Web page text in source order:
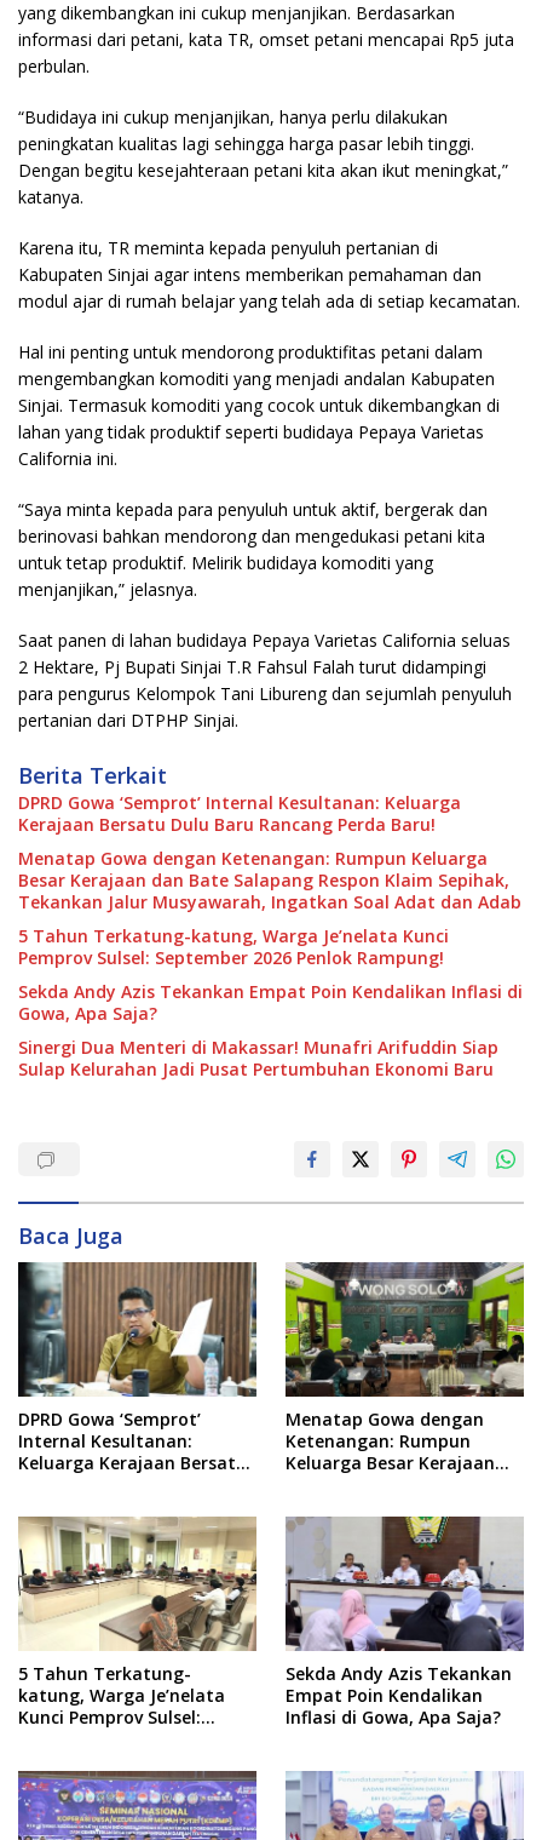
yang dikembangkan ini cukup menjanjikan. Berdasarkan
informasi dari petani, kata TR, omset petani mencapai Rp5 juta
perbulan.
“Budidaya ini cukup menjanjikan, hanya perlu dilakukan
peningkatan kualitas lagi sehingga harga pasar lebih tinggi.
Dengan begitu kesejahteraan petani kita akan ikut meningkat,”
katanya.
Karena itu, TR meminta kepada penyuluh pertanian di
Kabupaten Sinjai agar intens memberikan pemahaman dan
modul ajar di rumah belajar yang telah ada di setiap kecamatan.
Hal ini penting untuk mendorong produktifitas petani dalam
mengembangkan komoditi yang menjadi andalan Kabupaten
Sinjai. Termasuk komoditi yang cocok untuk dikembangkan di
lahan yang tidak produktif seperti budidaya Pepaya Varietas
California ini.
“Saya minta kepada para penyuluh untuk aktif, bergerak dan
berinovasi bahkan mendorong dan mengedukasi petani kita
untuk tetap produktif. Melirik budidaya komoditi yang
menjanjikan,” jelasnya.
Saat panen di lahan budidaya Pepaya Varietas California seluas
2 Hektare, Pj Bupati Sinjai T.R Fahsul Falah turut didampingi
para pengurus Kelompok Tani Libureng dan sejumlah penyuluh
pertanian dari DTPHP Sinjai.
Berita Terkait
DPRD Gowa ‘Semprot’ Internal Kesultanan: Keluarga
Kerajaan Bersatu Dulu Baru Rancang Perda Baru!
Menatap Gowa dengan Ketenangan: Rumpun Keluarga
Besar Kerajaan dan Bate Salapang Respon Klaim Sepihak,
Tekankan Jalur Musyawarah, Ingatkan Soal Adat dan Adab
5 Tahun Terkatung-katung, Warga Je’nelata Kunci
Pemprov Sulsel: September 2026 Penlok Rampung!
Sekda Andy Azis Tekankan Empat Poin Kendalikan Inflasi di
Gowa, Apa Saja?
Sinergi Dua Menteri di Makassar! Munafri Arifuddin Siap
Sulap Kelurahan Jadi Pusat Pertumbuhan Ekonomi Baru
Baca Juga
DPRD Gowa ‘Semprot’
Internal Kesultanan:
Keluarga Kerajaan Bersatu
Menatap Gowa dengan
Ketenangan: Rumpun
Keluarga Besar Kerajaan
Jalur Musyawarah,
Ingatkan Soal Adat dan
Adab
5 Tahun Terkatung-
katung, Warga Je’nelata
Kunci Pemprov Sulsel:
Sekda Andy Azis Tekankan
Empat Poin Kendalikan
Inflasi di Gowa, Apa Saja?